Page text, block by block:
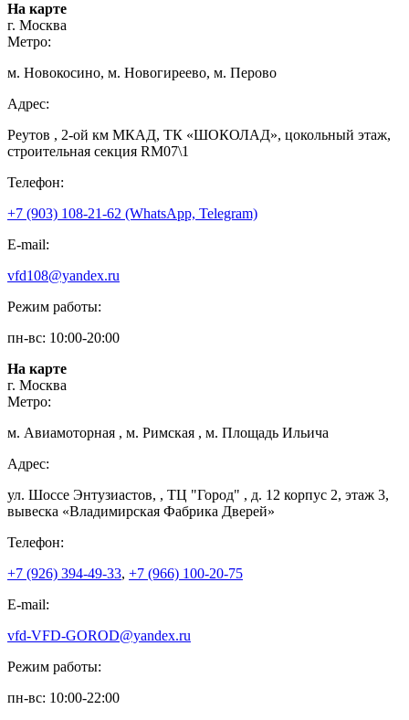
На карте
г. Москва
Метро:
м. Новокосино, м. Новогиреево, м. Перово
Адрес:
Реутов , 2-ой км МКАД, ТК «ШОКОЛАД», цокольный этаж,
строительная секция RM07\1
Телефон:
+7 (903) 108-21-62 (WhatsApp, Telegram)
E-mail:
vfd108@yandex.ru
Режим работы:
пн-вс: 10:00-20:00
На карте
г. Москва
Метро:
м. Авиамоторная , м. Римская , м. Площадь Ильича
Адрес:
ул. Шоссе Энтузиастов, , ТЦ "Город" , д. 12 корпус 2, этаж 3,
вывеска «Владимирская Фабрика Дверей»
Телефон:
+7 (926) 394-49-33, +7 (966) 100-20-75
E-mail:
vfd-VFD-GOROD@yandex.ru
Режим работы:
пн-вс: 10:00-22:00